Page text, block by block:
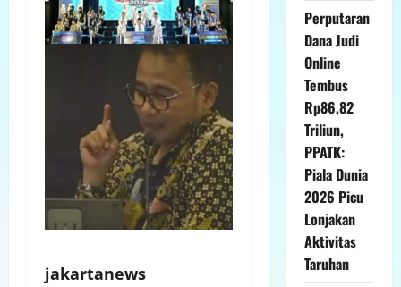
jakartanews
Perputaran
Dana Judi
Online
Tembus
Rp86,82
Triliun,
PPATK:
Piala Dunia
2026 Picu
Lonjakan
Aktivitas
Taruhan